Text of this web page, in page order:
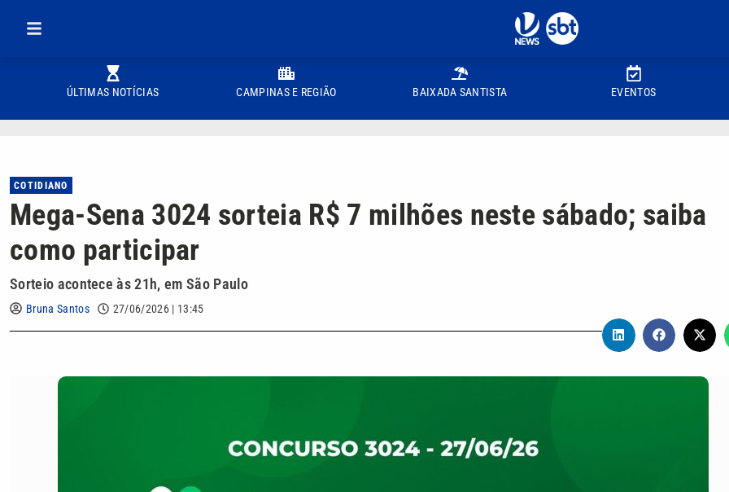
ÚLTIMAS NOTÍCIAS CAMPINAS E REGIÃO BAIXADA SANTISTA EVENTOS
COTIDIANO
Mega-Sena 3024 sorteia R$ 7 milhões neste sábado; saiba
como participar
Sorteio acontece às 21h, em São Paulo
Bruna Santos 27/06/2026 | 13:45